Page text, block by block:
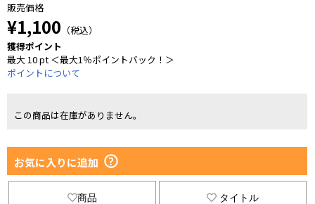
販売価格
¥1,100 （税込）
獲得ポイント
最大 10 pt ＜最大1％ポイントバック！＞
ポイントについて
この商品は在庫がありません。
お気に入りに追加
商品 タイトル